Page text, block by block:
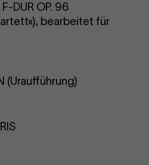
DUR OP. 96
bearbeitet für
(Uraufführung)